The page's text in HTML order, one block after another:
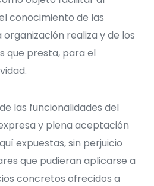
conocimiento de las
realiza y de los
que presta, para el
las funcionalidades del
y plena aceptación
expuestas, sin perjuicio
que pudieran aplicarse a
concretos ofrecidos a